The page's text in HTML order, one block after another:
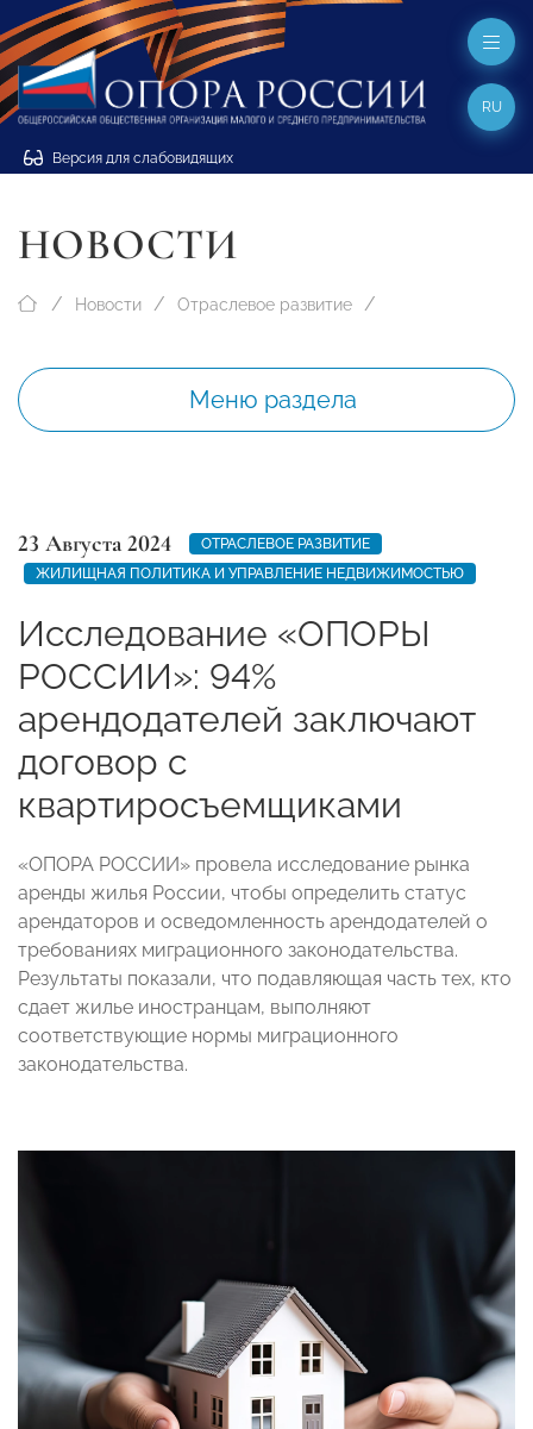
Версия для слабовидящих
RU
НОВОСТИ
Новости Отраслевое развитие
Меню раздела
23 Августа 2024
ОТРАСЛЕВОЕ РАЗВИТИЕ
ЖИЛИЩНАЯ ПОЛИТИКА И УПРАВЛЕНИЕ НЕДВИЖИМОСТЬЮ
Исследование «ОПОРЫ
РОССИИ»: 94%
арендодателей заключают
договор с
квартиросъемщиками
«ОПОРА РОССИИ» провела исследование рынка
аренды жилья России, чтобы определить статус
арендаторов и осведомленность арендодателей о
требованиях миграционного законодательства.
Результаты показали, что подавляющая часть тех, кто
сдает жилье иностранцам, выполняют
соответствующие нормы миграционного
законодательства.